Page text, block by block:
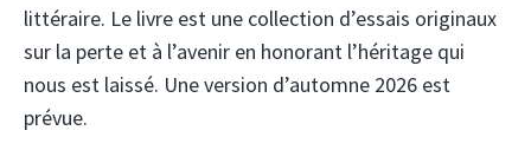
littéraire. Le livre est une collection d’essais originaux
sur la perte et à l’avenir en honorant l’héritage qui
nous est laissé. Une version d’automne 2026 est
prévue.